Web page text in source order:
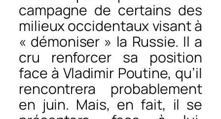
campagne de certains des
milieux occidentaux visant à
« démoniser » la Russie. Il a
cru renforcer sa position
face à Vladimir Poutine, qu’il
rencontrera probablement
en juin. Mais, en fait, il se